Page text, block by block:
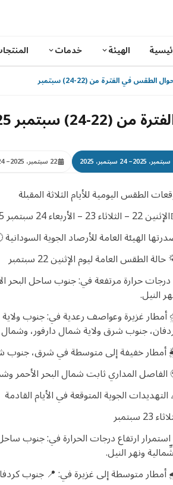
الهيئة خدمات
في الفترة من (22-24) سبتمبر 2025 م
2025 م
– 24 سبتمبر، 2025 22 سبتمبر، 2025 – 24 سبتمبر، 2025
الطقس اليومية للأيام الثلاثة المقبلة
23 – الأربعاء 24 سبتمبر 2025
الهيئة العامة للأرصاد الجوية السودانية 🕘الإثنين 22 سبتمبر 2025 – الساعة
الطقس العامة ليوم الإثنين 22 سبتمبر
حرارة مرتفعة في: جنوب ساحل البحر
النيل.
غزيرة وعواصف رعدية في: جنوب
جنوب شرق ولاية شمال دارفور،
خفيفة إلى متوسطة في شرق، جنوب
الفاصل المداري ثابت شمال البحر الأحمر
الجوية المتوقعة في الأيام القادمة
23 سبتمبر
ارتفاع درجات الحرارة في: جنوب
ونهر النيل.
متوسطة إلى غزيرة في: 📍 جنوب